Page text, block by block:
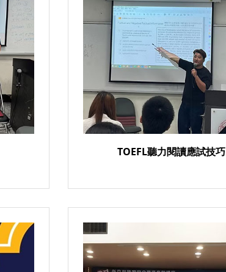
TOEFL聽力閱讀應試技巧